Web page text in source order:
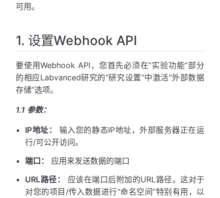
可用。
1. 设置Webhook API
要使用Webhook API，您首先必须在“实验功能”部分
的相应Labvanced研究的“研究设置”中激活“外部数据
存储”选项。
1.1 参数：
IP地址：
输入您的静态IP地址，外部服务器正在运
行/可公开访问。
端口：
应用来发送数据的端口
URL路径：
应该在端口后附加的URL路径。这对于
对您的项目/传入数据进行“命名空间”特别有用，以